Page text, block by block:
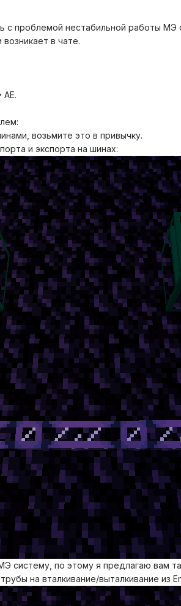
с проблемой нестабильной работы МЭ
в чате.
возьмите это в привычку.
и экспорта на шинах:
систему, по этому я предлагаю вам
на вталкивание/выталкивание из